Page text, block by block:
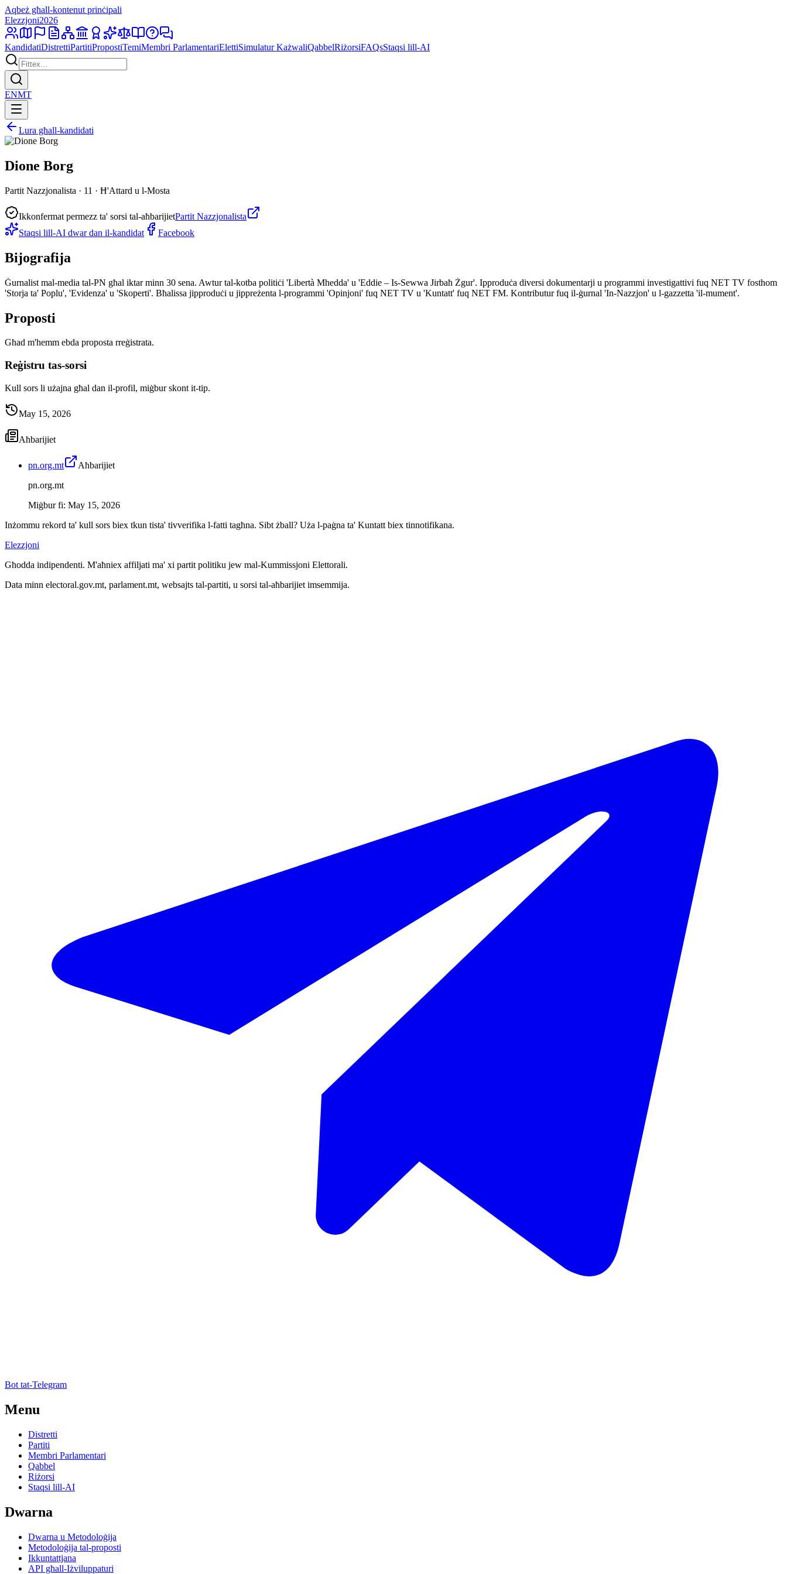
Aqbeż għall-kontenut prinċipali
Elezzjoni2026
KandidatiDistrettiPartitiPropostiTemiMembri ParlamentariElettiSimulatur KażwaliQabbelRiżorsiFAQsStaqsi lill-AI
ENMT
Lura għall-kandidati
Dione Borg
Partit Nazzjonalista · 11 · Ħ'Attard u l-Mosta
Ikkonfermat permezz ta' sorsi tal-aħbarijietPartit Nazzjonalista
Staqsi lill-AI dwar dan il-kandidat
Facebook
Bijografija
Ġurnalist mal-media tal-PN għal iktar minn 30 sena. Awtur tal-kotba politiċi 'Libertà Mhedda' u 'Eddie – Is-Sewwa Jirbaħ Żgur'. Ipproduċa diversi dokumentarji u programmi investigattivi fuq NET TV fosthom
'Storja ta' Poplu', 'Evidenza' u 'Skoperti'. Bħalissa jipproduċi u jippreżenta l-programmi 'Opinjoni' fuq NET TV u 'Kuntatt' fuq NET FM. Kontributur fuq il-ġurnal 'In-Nazzjon' u l-gazzetta 'il-mument'.
Proposti
Għad m'hemm ebda proposta rreġistrata.
Reġistru tas-sorsi
Kull sors li użajna għal dan il-profil, miġbur skont it-tip.
May 15, 2026
Aħbarijiet
pn.org.mt
Aħbarijiet
pn.org.mt
Miġbur fi: May 15, 2026
Inżommu rekord ta' kull sors biex tkun tista' tivverifika l-fatti tagħna. Sibt żball? Uża l-paġna ta' Kuntatt biex tinnotifikana.
Elezzjoni
Għodda indipendenti. M'aħniex affiljati ma' xi partit politiku jew mal-Kummissjoni Elettorali.
Data minn electoral.gov.mt, parlament.mt, websajts tal-partiti, u sorsi tal-aħbarijiet imsemmija.
Bot tat-Telegram
Menu
Distretti
Partiti
Membri Parlamentari
Qabbel
Riżorsi
Staqsi lill-AI
Dwarna
Dwarna u Metodoloġija
Metodoloġija tal-proposti
Ikkuntattjana
API għall-Iżviluppaturi